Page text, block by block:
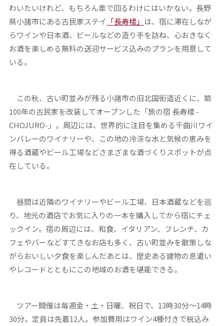
わいたいけれど、もちろん車で回るわけにはいかない。長野
県小諸市にある古民家ステイ 「長寿楼」 は、宿に滞在しなが
らワインや日本酒、ビールなどの造り手を訪ね、心おきなく
お酒を楽しめる無料の送迎サービス込みのプランを用意して
いる。
この秋、古い町並みが残る小諸市の旧北国街道近くに、築
100年の古民家を改装してオープンした「旅の宿 長寿楼 -
CHOJURO-」。周辺には、世界的に注目を集める千曲川ワイ
ンバレーのワイナリーや、この地の冷涼な水と気候の恵みを
得る酒蔵やビール工場などさまざまな酒づくりスポットが点
在している。
昼間は近隣のワイナリーやビール工場、日本酒蔵などを巡
り、地元の酒店でお気に入りの一本を購入してから宿にチェ
ックイン。宿の周辺には、和食、イタリアン、フレンチ、カ
フェやバーなどすてきなお店も多く、古い町並みを散策しな
がらおいしい夕食を楽しんだあとは、歴史ある建物の息遣い
やレコードとともにこの地域のお酒を堪能できる。
ツアー開催は毎週金・土・日曜、祝日で、13時30分～14時
30分。定員は先着12人。参加費用はワイン4種付きで税込み